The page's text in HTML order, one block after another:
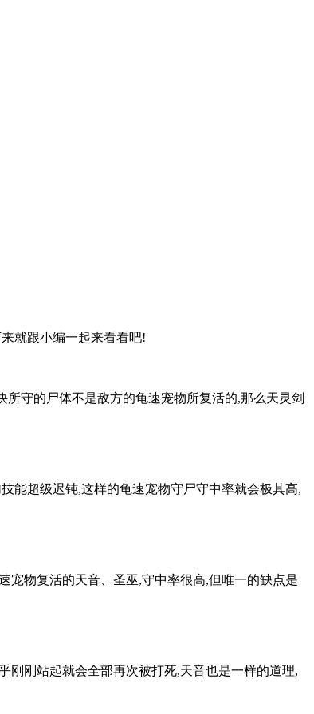
就跟小编一起来看看吧!
守的尸体不是敌方的龟速宠物所复活的,那么天灵剑
能超级迟钝,这样的龟速宠物守尸守中率就会极其高,
宠物复活的天音、圣巫,守中率很高,但唯一的缺点是
刚刚站起就会全部再次被打死,天音也是一样的道理,